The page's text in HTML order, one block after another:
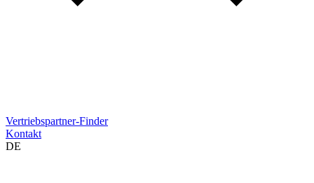
Vertriebspartner-Finder
Kontakt
DE